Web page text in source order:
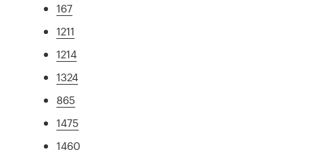
167
1211
1214
1324
865
1475
1460